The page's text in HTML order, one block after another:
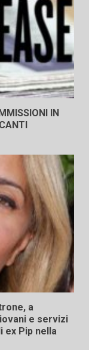
IN
a
e servizi
ex Pip nella